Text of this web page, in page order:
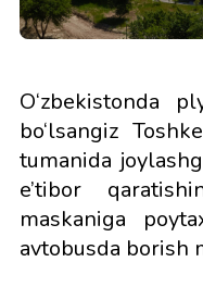
O‘zbekistonda
bo‘lsangiz
tumanida
e’tibor
maskaniga
avtobusda borish